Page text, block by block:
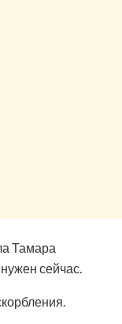
Тамара
сейчас.